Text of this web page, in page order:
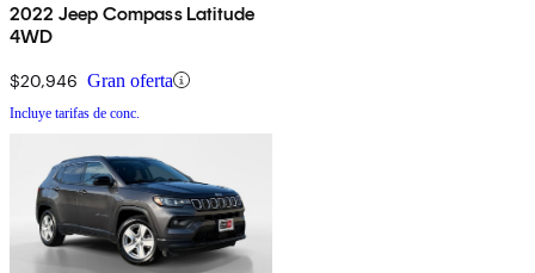
2022 Jeep Compass Latitude
4WD
$20,946 Gran oferta
Incluye tarifas de conc.